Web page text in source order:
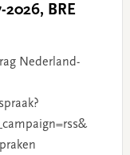
2026, BRE
Nederland-